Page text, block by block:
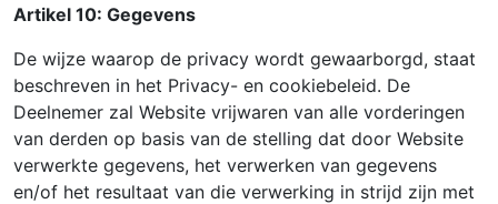
Artikel 10: Gegevens
De wijze waarop de privacy wordt gewaarborgd, staat
beschreven in het Privacy- en cookiebeleid. De
Deelnemer zal Website vrijwaren van alle vorderingen
van derden op basis van de stelling dat door Website
verwerkte gegevens, het verwerken van gegevens
en/of het resultaat van die verwerking in strijd zijn met